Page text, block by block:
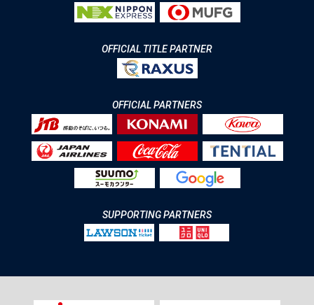
OFFICIAL TITLE PARTNER
OFFICIAL PARTNERS
SUPPORTING PARTNERS